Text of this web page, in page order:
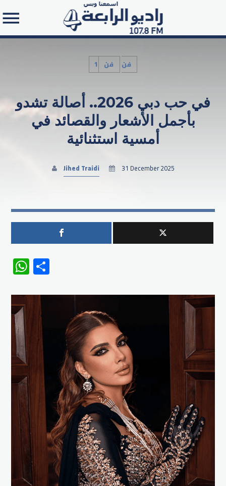
Search in the website:
1فن فن
في حب دبي 2026.. أصالة تشدو
بأجمل الأشعار والقصائد في
أمسية استثنائية
Jihed Traidi 31 December 2025
WhatsApp